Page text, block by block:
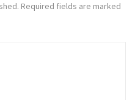
Required fields are marked